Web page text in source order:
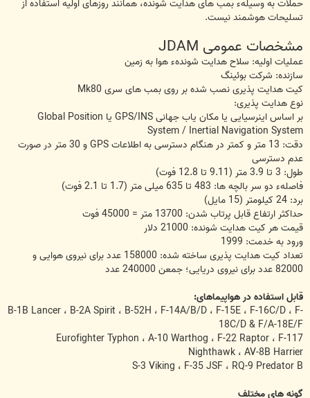
حملات به وسیلهء بمب های هدایت شونده، همانند روزهای اولیه استفاده از
تسلیحات هوشمند نیست.
مشخصات عمومی JDAM
عملیات اولیه: سلاح هدایت شوندهء هوا به زمین
سازنده: شرکت بوئینگ
کیت هدایت پذیری نصب شده بر روی بمب های سری Mk80
نوع هدایت پذیری:
بر اساس اینرسیایی یا مکان یاب جهانی GPS/INS یا Global Position
System / Inertial Navigation System
دقت: 13 متر و کمتر در هنگام دسترسی به اطلاعات GPS و 30 متر در صورت
عدم دسترسی
طول: 3 تا 3.9 متر (9.11 تا 12.8 فوت)
فاصلهء دو سر بالچه ها: 483 تا 635 میلی متر (1.7 تا 2.1 فوت)
برد: 24 کیلومتر (15 مایل)
حداکثر ارتفاع قابل پرتاب شدن: 13700 متر = 45000 فوت
قیمت هر کیت هدایت شونده: 21000 دلار
ورود به خدمت: 1999
تعداد کیت هدایت پذیری ساخته شده: 158000 عدد برای نیروی هوایی و
82000 عدد برای نیروی دریایی؛ جمعن 240000 عدد
قابل استفاده در هواپیماهای:
B-1B Lancer ، B-2A Spirit ، B-52H ، F-14A/B/D ، F-15E ، F-16C/D ، F-
18C/D & F/A-18E/F
Eurofighter Typhon ، A-10 Warthog ، F-22 Raptor ، F-117
Nighthawk ، AV-8B Harrier
S-3 Viking ، F-35 JSF ، RQ-9 Predator B
گونه های مختلف